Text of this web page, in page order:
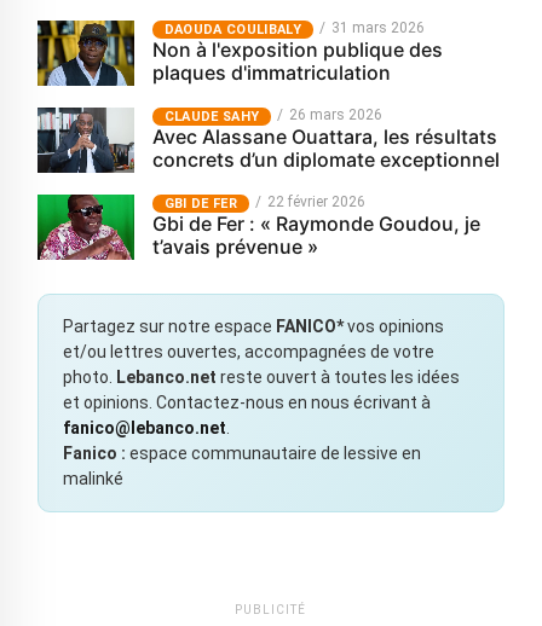
‎DAOUDA COULIBALY 31 mars 2026
Non à l'exposition publique des
plaques d'immatriculation
CLAUDE SAHY 26 mars 2026
Avec Alassane Ouattara, les résultats
concrets d’un diplomate exceptionnel
GBI DE FER 22 février 2026
Gbi de Fer : « Raymonde Goudou, je
t’avais prévenue »
Partagez sur notre espace FANICO*vos opinions
et/ou lettres ouvertes, accompagnées de votre
photo. Lebanco.net reste ouvert à toutes les idées
et opinions. Contactez-nous en nous écrivant à
fanico@lebanco.net.
Fanico : espace communautaire de lessive en
malinké
PUBLICITÉ